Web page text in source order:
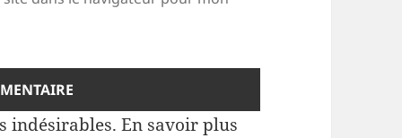
indésirables.En savoir plus